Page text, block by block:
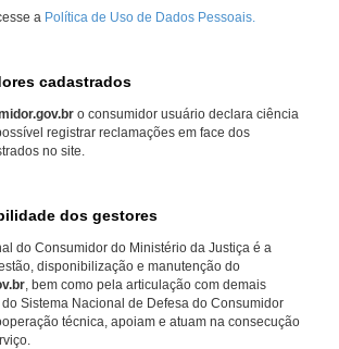
a Política de Uso de Dados Pessoais.
cadastrados
o consumidor usuário declara ciência
registrar reclamações em face dos
no site.
dos gestores
do Consumidor do Ministério da Justiça é a
disponibilização e manutenção do
, bem como pela articulação com demais
Sistema Nacional de Defesa do Consumidor
técnica, apoiam e atuam na consecução